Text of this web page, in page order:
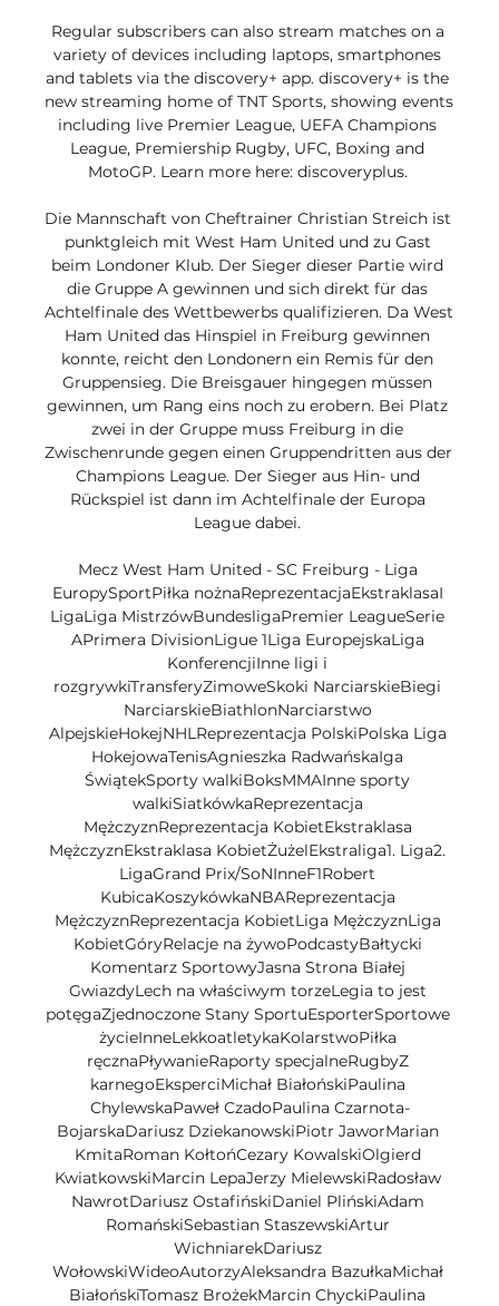
Regular subscribers can also stream matches on a
variety of devices including laptops, smartphones
and tablets via the discovery+ app. discovery+ is the
new streaming home of TNT Sports, showing events
including live Premier League, UEFA Champions
League, Premiership Rugby, UFC, Boxing and
MotoGP. Learn more here: discoveryplus.
Die Mannschaft von Cheftrainer Christian Streich ist
punktgleich mit West Ham United und zu Gast
beim Londoner Klub. Der Sieger dieser Partie wird
die Gruppe A gewinnen und sich direkt für das
Achtelfinale des Wettbewerbs qualifizieren. Da West
Ham United das Hinspiel in Freiburg gewinnen
konnte, reicht den Londonern ein Remis für den
Gruppensieg. Die Breisgauer hingegen müssen
gewinnen, um Rang eins noch zu erobern. Bei Platz
zwei in der Gruppe muss Freiburg in die
Zwischenrunde gegen einen Gruppendritten aus der
Champions League. Der Sieger aus Hin- und
Rückspiel ist dann im Achtelfinale der Europa
League dabei.
Mecz West Ham United - SC Freiburg - Liga
EuropySportPiłka nożnaReprezentacjaEkstraklasaI
LigaLiga MistrzówBundesligaPremier LeagueSerie
APrimera DivisionLigue 1Liga EuropejskaLiga
KonferencjiInne ligi i
rozgrywkiTransferyZimoweSkoki NarciarskieBiegi
NarciarskieBiathlonNarciarstwo
AlpejskieHokejNHLReprezentacja PolskiPolska Liga
HokejowaTenisAgnieszka RadwańskaIga
ŚwiątekSporty walkiBoksMMAInne sporty
walkiSiatkówkaReprezentacja
MężczyznReprezentacja KobietEkstraklasa
MężczyznEkstraklasa KobietŻużelEkstraliga1. Liga2.
LigaGrand Prix/SoNInneF1Robert
KubicaKoszykówkaNBAReprezentacja
MężczyznReprezentacja KobietLiga MężczyznLiga
KobietGóryRelacje na żywoPodcastyBałtycki
Komentarz SportowyJasna Strona Białej
GwiazdyLech na właściwym torzeLegia to jest
potęgaZjednoczone Stany SportuEsporterSportowe
życieInneLekkoatletykaKolarstwoPiłka
ręcznaPływanieRaporty specjalneRugbyZ
karnegoEksperciMichał BiałońskiPaulina
ChylewskaPaweł CzadoPaulina Czarnota-
BojarskaDariusz DziekanowskiPiotr JaworMarian
KmitaRoman KołtońCezary KowalskiOlgierd
KwiatkowskiMarcin LepaJerzy MielewskiRadosław
NawrotDariusz OstafińskiDaniel PlińskiAdam
RomańskiSebastian StaszewskiArtur
WichniarekDariusz
WołowskiWideoAutorzyAleksandra BazułkaMichał
BiałońskiTomasz BrożekMarcin ChyckiPaulina